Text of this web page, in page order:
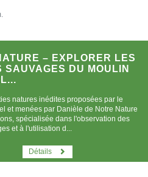
– EXPLORER LES
SAUVAGES DU MOULIN
natures inédites proposées par le
et menées par Danièle de Notre Nature
spécialisée dans l'observation des
et à l'utilisation d...
Détails